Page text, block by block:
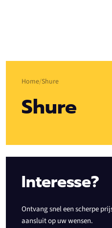
Home Shure
Shure
Interesse?
Ontvang snel een scherpe
aansluit op uw wensen.